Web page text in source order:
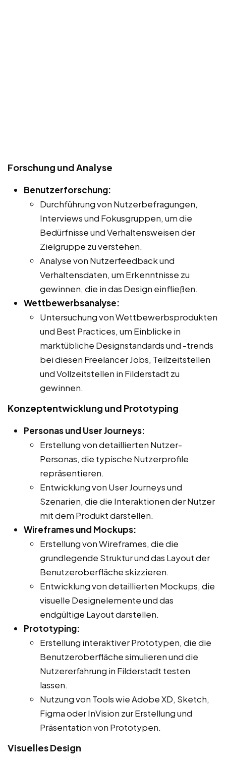
Forschung und Analyse
Benutzerforschung:
Durchführung von Nutzerbefragungen,
Interviews und Fokusgruppen, um die
Bedürfnisse und Verhaltensweisen der
Zielgruppe zu verstehen.
Analyse von Nutzerfeedback und
Verhaltensdaten, um Erkenntnisse zu
gewinnen, die in das Design einfließen.
Wettbewerbsanalyse:
Untersuchung von Wettbewerbsprodukten
und Best Practices, um Einblicke in
marktübliche Designstandards und -trends
bei diesen Freelancer Jobs, Teilzeitstellen
und Vollzeitstellen in Filderstadt zu
gewinnen.
Konzeptentwicklung und Prototyping
Personas und User Journeys:
Erstellung von detaillierten Nutzer-
Personas, die typische Nutzerprofile
repräsentieren.
Entwicklung von User Journeys und
Szenarien, die die Interaktionen der Nutzer
mit dem Produkt darstellen.
Wireframes und Mockups:
Erstellung von Wireframes, die die
grundlegende Struktur und das Layout der
Benutzeroberfläche skizzieren.
Entwicklung von detaillierten Mockups, die
visuelle Designelemente und das
endgültige Layout darstellen.
Prototyping:
Erstellung interaktiver Prototypen, die die
Benutzeroberfläche simulieren und die
Nutzererfahrung in Filderstadt testen
lassen.
Nutzung von Tools wie Adobe XD, Sketch,
Figma oder InVision zur Erstellung und
Präsentation von Prototypen.
Visuelles Design